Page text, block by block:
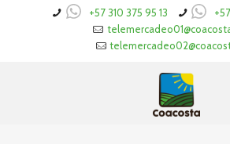
+57 310 375 95 13